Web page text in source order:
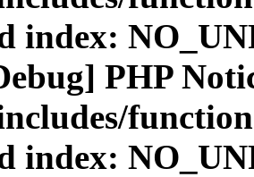
index:
PHP
index: